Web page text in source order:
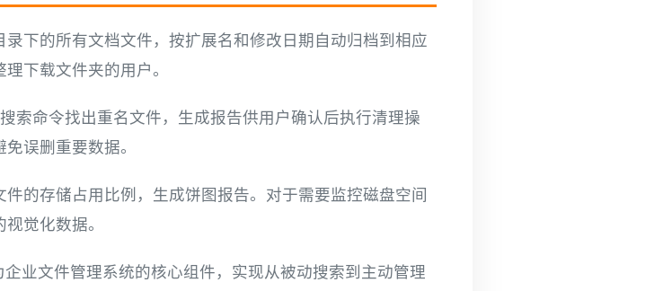
下的所有文档文件，按扩展名和修改日期自动归档到相应
下载文件夹的用户。
索命令找出重名文件，生成报告供用户确认后执行清理操
误删重要数据。
的存储占用比例，生成饼图报告。对于需要监控磁盘空间
觉化数据。
业文件管理系统的核心组件，实现从被动搜索到主动管理